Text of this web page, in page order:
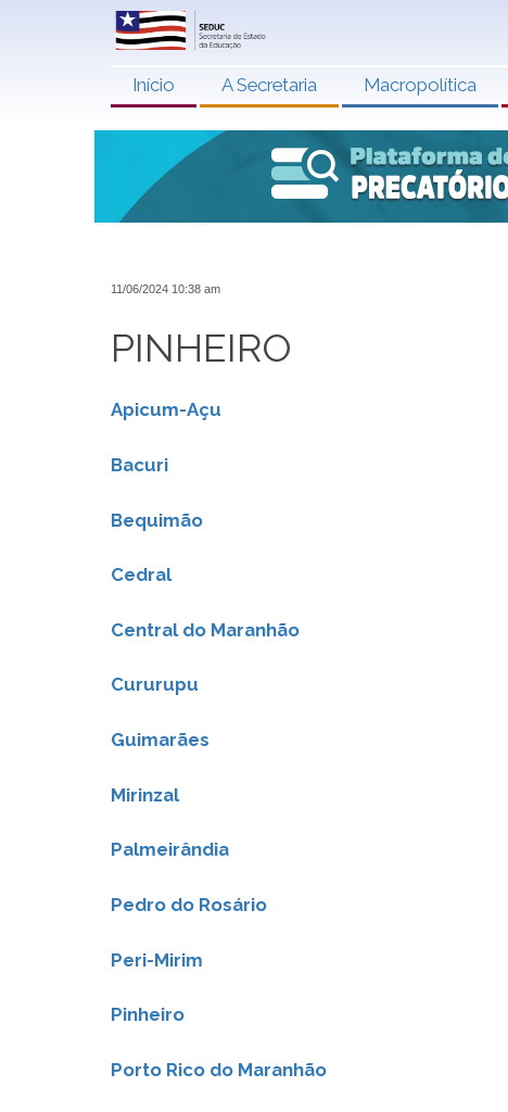
Início A Secretaria Macropolítica
11/06/2024 10:38 am
PINHEIRO
Apicum-Açu
Bacuri
Bequimão
Cedral
Central do Maranhão
Cururupu
Guimarães
Mirinzal
Palmeirândia
Pedro do Rosário
Peri-Mirim
Pinheiro
Porto Rico do Maranhão